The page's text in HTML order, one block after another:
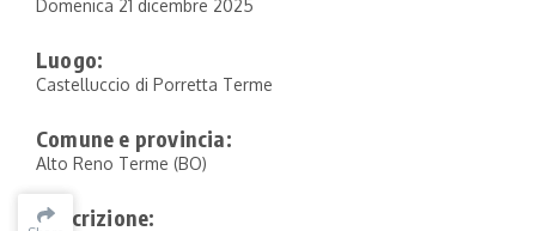
Domenica 21 dicembre 2025
Luogo:
Castelluccio di Porretta Terme
Comune e provincia:
Alto Reno Terme (BO)
Descrizione: